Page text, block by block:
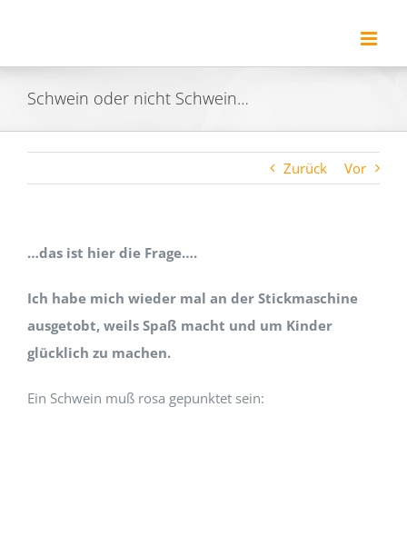
springen
Schwein oder nicht Schwein…
Zurück Vor
…das ist hier die Frage….
Ich habe mich wieder mal an der Stickmaschine
ausgetobt, weils Spaß macht und um Kinder
glücklich zu machen.
Ein Schwein muß rosa gepunktet sein: